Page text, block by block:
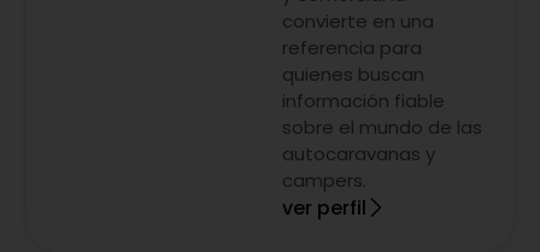
convierte en una
referencia para
quienes buscan
información fiable
sobre el mundo de las
autocaravanas y
campers.
ver perfil